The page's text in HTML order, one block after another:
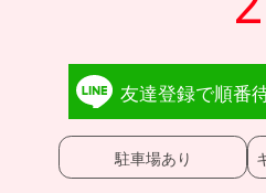
駐車場あり
友達登録で順番